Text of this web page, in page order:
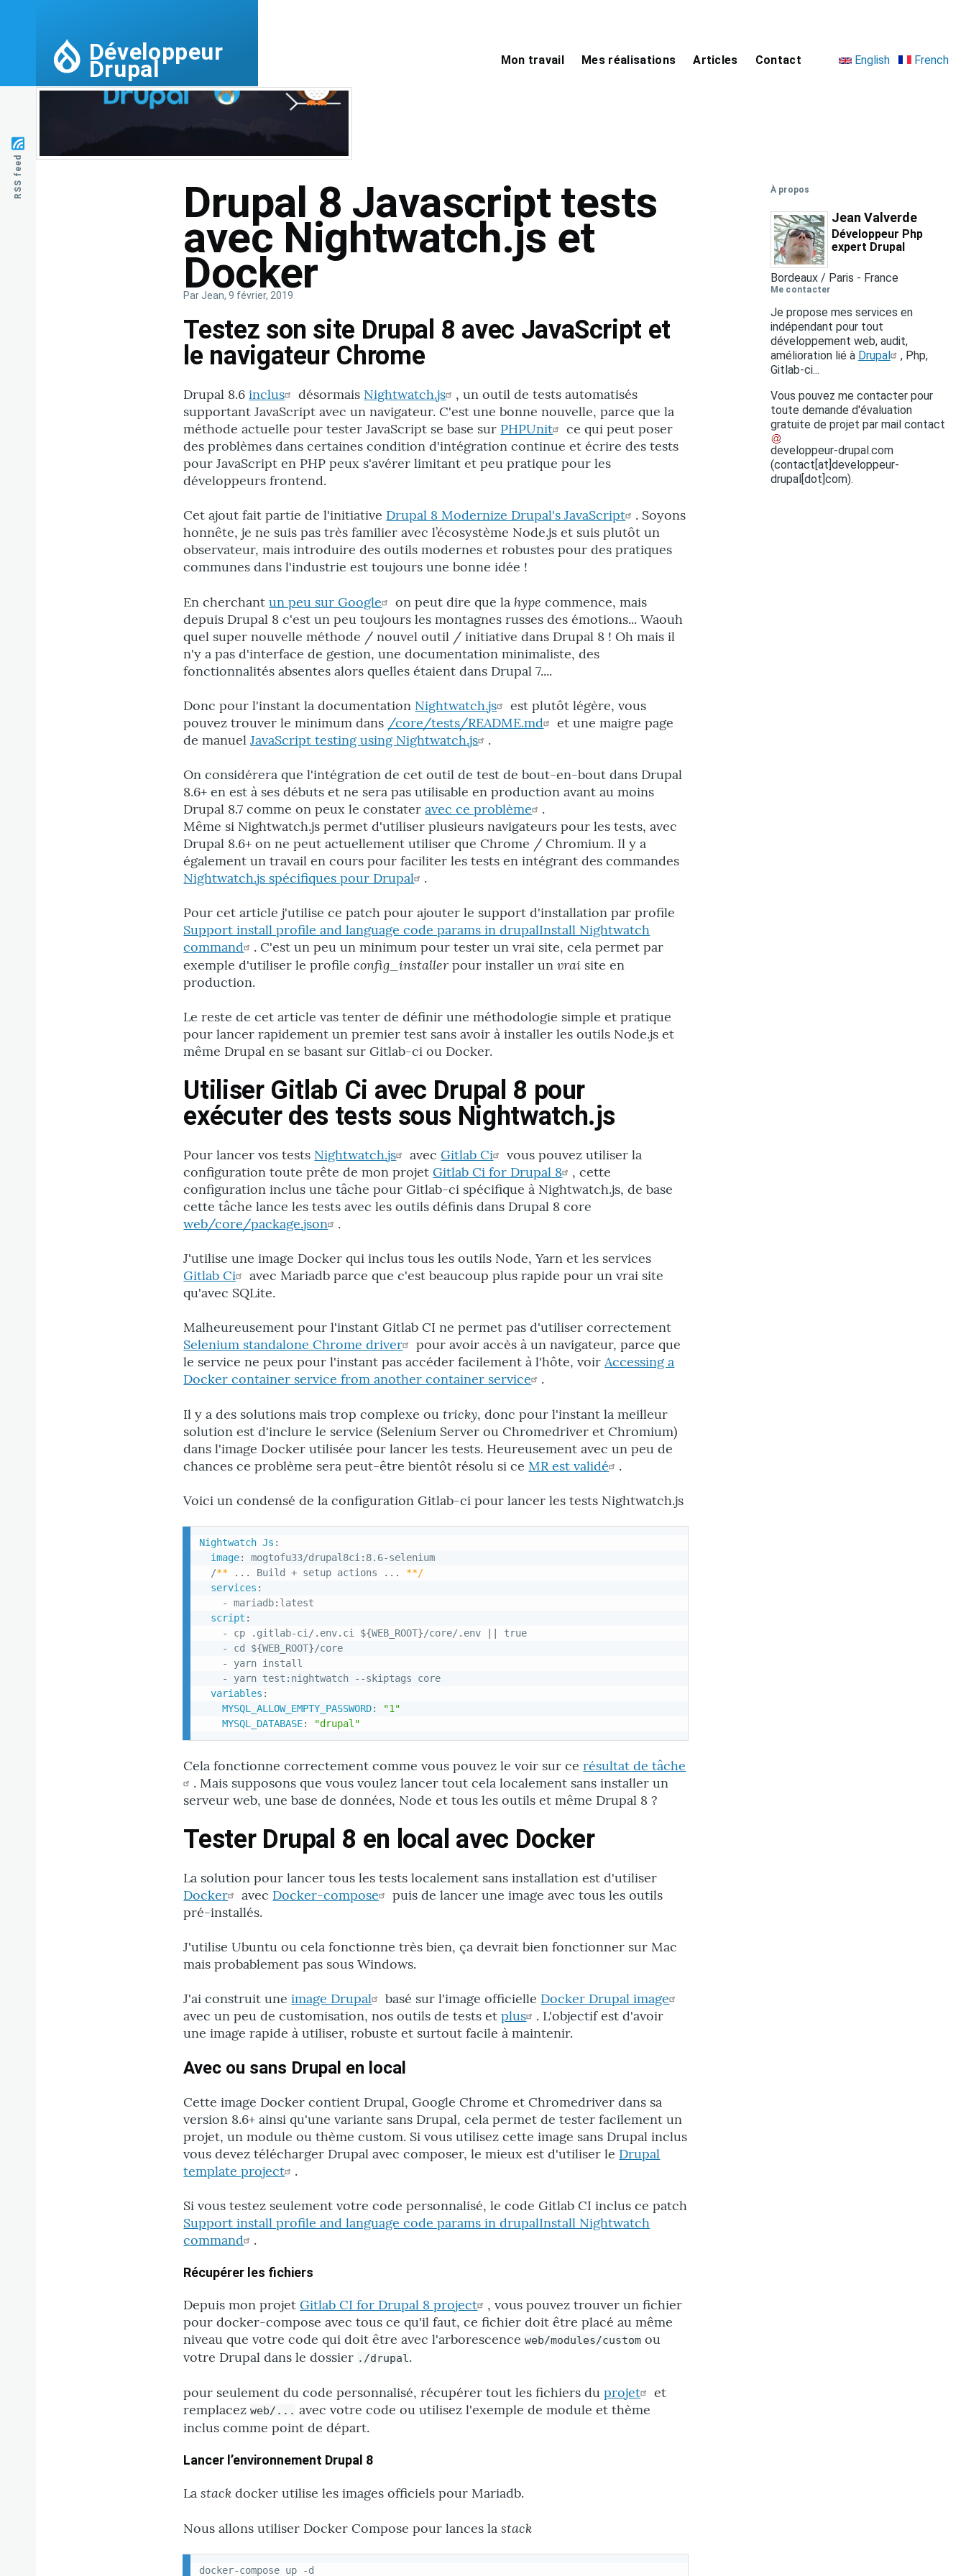
Développeur
Drupal Mon travail Mes réalisations Articles Contact
Language
English French
Image
Drupal 8 Javascript tests
avec Nightwatch.js et
Docker
Par Jean, 9 février, 2019
Testez son site Drupal 8 avec JavaScript et
le navigateur Chrome
Drupal 8.6inclus désormais Nightwatch.js
, un outil de tests automatisés
supportant JavaScript avec un navigateur. C'est une bonne nouvelle, parce que la
méthode actuelle pour tester JavaScript se base sur PHPUnit
ce qui peut poser
des problèmes dans certaines condition d'intégration continue et écrire des tests
pour JavaScript en PHP peux s'avérer limitant et peu pratique pour les
développeurs frontend.
Cet ajout fait partie de l'initiative Drupal 8 Modernize Drupal's JavaScript
. Soyons
honnête, je ne suis pas très familier avec l’écosystème Node.js et suis plutôt un
observateur, mais introduire des outils modernes et robustes pour des pratiques
communes dans l'industrie est toujours une bonne idée !
En cherchantun peu sur Google on peut dire que la hype commence, mais
depuis Drupal 8 c'est un peu toujours les montagnes russes des émotions... Waouh
quel super nouvelle méthode / nouvel outil / initiative dans Drupal 8 ! Oh mais il
n'y a pas d'interface de gestion, une documentation minimaliste, des
fonctionnalités absentes alors quelles étaient dans Drupal 7....
Donc pour l'instant la documentation Nightwatch.js
est plutôt légère, vous
pouvez trouver le minimum dans /core/tests/README.md
et une maigre page
de manuelJavaScript testing using Nightwatch.js .
On considérera que l'intégration de cet outil de test de bout-en-bout dans Drupal
8.6+ en est à ses débuts et ne sera pas utilisable en production avant au moins
Drupal 8.7 comme on peux le constateravec ce problème
.
Même si Nightwatch.js permet d'utiliser plusieurs navigateurs pour les tests, avec
Drupal 8.6+ on ne peut actuellement utiliser que Chrome / Chromium. Il y a
également un travail en cours pour faciliter les tests en intégrant des commandes
Nightwatch.js spécifiques pour Drupal
.
Pour cet article j'utilise ce patch pour ajouter le support d'installation par profile
Support install profile and language code params in drupalInstall Nightwatch
command
. C'est un peu un minimum pour tester un vrai site, cela permet par
exemple d'utiliser le profileconfig_installer pour installer unvrai site en
production.
Le reste de cet article vas tenter de définir une méthodologie simple et pratique
pour lancer rapidement un premier test sans avoir à installer les outils Node.js et
même Drupal en se basant sur Gitlab-ci ou Docker.
Utiliser Gitlab Ci avec Drupal 8 pour
exécuter des tests sous Nightwatch.js
Pour lancer vos tests Nightwatch.js avecGitlab Ci
vous pouvez utiliser la
configuration toute prête de mon projetGitlab Ci for Drupal 8
, cette
configuration inclus une tâche pour Gitlab-ci spécifique à Nightwatch.js, de base
cette tâche lance les tests avec les outils définis dans Drupal 8 core
web/core/package.json
.
J'utilise une image Docker qui inclus tous les outils Node, Yarn et les services
Gitlab Ci
avec Mariadb parce que c'est beaucoup plus rapide pour un vrai site
qu'avec SQLite.
Malheureusement pour l'instant Gitlab CI ne permet pas d'utiliser correctement
Selenium standalone Chrome driver
pour avoir accès à un navigateur, parce que
le service ne peux pour l'instant pas accéder facilement à l'hôte, voir Accessing a
Docker container service from another container service
.
Il y a des solutions mais trop complexe outricky, donc pour l'instant la meilleur
solution est d'inclure le service (Selenium Server ou Chromedriver et Chromium)
dans l'image Docker utilisée pour lancer les tests. Heureusement avec un peu de
chances ce problème sera peut-être bientôt résolu si ce MR est validé .
Voici un condensé de la configuration Gitlab-ci pour lancer les tests Nightwatch.js
Nightwatch Js :
image: mogtofu33/drupal8ci : 8.6-selenium
  /
** ... Build + setup actions ...
**/
services :
-
mariadb: latest
script :
-
cp .gitlab-ci/.env.ci ${WEB_ROOT}/core/.env | |
true
-
cd ${WEB_ROOT}/core
-
yarn install
-
yarn test : nightwatch - -skiptags core
variables :
MYSQL_ALLOW_EMPTY_PASSWORD:
"1"
MYSQL_DATABASE: "drupal"
Cela fonctionne correctement comme vous pouvez le voir sur cerésultat de tâche
. Mais supposons que vous voulez lancer tout cela localement sans installer un
serveur web, une base de données, Node et tous les outils et même Drupal 8 ?
Tester Drupal 8 en local avec Docker
La solution pour lancer tous les tests localement sans installation est d'utiliser
Docker
avec Docker-compose
puis de lancer une image avec tous les outils
pré-installés.
J'utilise Ubuntu ou cela fonctionne très bien, ça devrait bien fonctionner sur Mac
mais probablement pas sous Windows.
J'ai construit uneimage Drupal basé sur l'image officielle Docker Drupal image
avec un peu de customisation, nos outils de tests etplus
. L'objectif est d'avoir
une image rapide à utiliser, robuste et surtout facile à maintenir.
Avec ou sans Drupal en local
Cette image Docker contient Drupal, Google Chrome et Chromedriver dans sa
version 8.6+ ainsi qu'une variante sans Drupal, cela permet de tester facilement un
projet, un module ou thème custom. Si vous utilisez cette image sans Drupal inclus
vous devez télécharger Drupal avec composer, le mieux est d'utiliser le Drupal
template project
.
Si vous testez seulement votre code personnalisé, le code Gitlab CI inclus ce patch
Support install profile and language code params in drupalInstall Nightwatch
command
.
Récupérer les fichiers
Depuis mon projetGitlab CI for Drupal 8 project
, vous pouvez trouver un fichier
pour docker-compose avec tous ce qu'il faut, ce fichier doit être placé au même
niveau que votre code qui doit être avec l'arborescenceweb/modules/custom ou
votre Drupal dans le dossier ./drupal .
pour seulement du code personnalisé, récupérer tout les fichiers duprojet
et
remplacezweb/... avec votre code ou utilisez l'exemple de module et thème
inclus comme point de départ.
Lancer l’environnement Drupal 8
Lastack docker utilise les images officiels pour Mariadb.
Nous allons utiliser Docker Compose pour lances lastack
docker-compose up -d
À propos
Jean Valverde
Développeur Php
expert Drupal
Bordeaux / Paris - France
Me contacter
Je propose mes services en
indépendant pour tout
développement web, audit,
amélioration lié à Drupal
, Php,
Gitlab-ci...
Vous pouvez me contacter pour
toute demande d'évaluation
gratuite de projet par mail contact
developpeur-drupal.com
(contact[at]developpeur-
drupal[dot]com).
RSS feed